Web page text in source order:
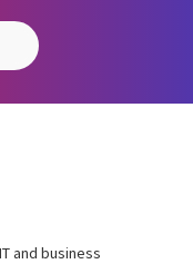
and business